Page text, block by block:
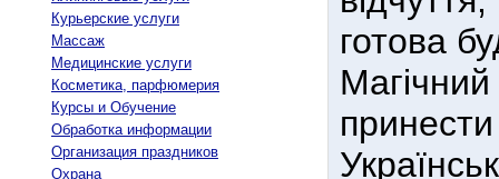
Курьерские услуги
Массаж
Медицинские услуги
Косметика, парфюмерия
Курсы и Обучение
Обработка информации
Организация праздников
Охрана
готова